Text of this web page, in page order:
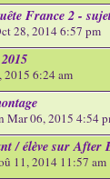
France 2 -
28, 2014 6:57 pm
2015 6:24 am
Mar 06, 2015 4:54
/ élève sur After
11, 2014 11:57 am